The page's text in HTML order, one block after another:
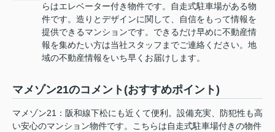
らはエレベーター付き物件です。自走式駐車場がある物
件です。造りとデザインに関して、自信をもって情報を
提供できるマンションです。できるだけ早めに不動産情
報を集めたい方は当社スタッフまでご連絡ください。地
域の不動産情報をいち早くお届けします。
マメゾン21のコメント(おすすめポイント)
マメゾン21：阪和線下松にも近くて便利。設備充実、防犯性も高
い安心のマンション物件です。こちらは自走式駐車場付きの物件